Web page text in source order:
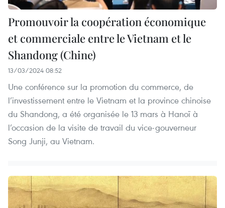
Promouvoir la coopération économique
et commerciale entre le Vietnam et le
Shandong (Chine)
13/03/2024 08:52
Une conférence sur la promotion du commerce, de
l’investissement entre le Vietnam et la province chinoise
du Shandong, a été organisée le 13 mars à Hanoï à
l’occasion de la visite de travail du vice-gouverneur
Song Junji, au Vietnam.